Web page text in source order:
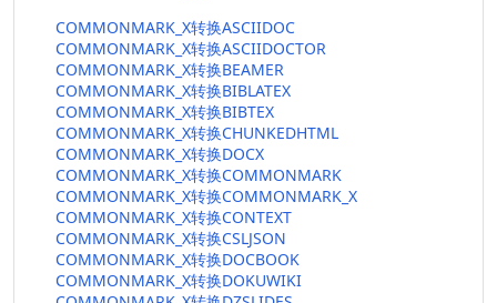
COMMONMARK_X转换ASCIIDOC
COMMONMARK_X转换ASCIIDOCTOR
COMMONMARK_X转换BEAMER
COMMONMARK_X转换BIBLATEX
COMMONMARK_X转换BIBTEX
COMMONMARK_X转换CHUNKEDHTML
COMMONMARK_X转换DOCX
COMMONMARK_X转换COMMONMARK
COMMONMARK_X转换COMMONMARK_X
COMMONMARK_X转换CONTEXT
COMMONMARK_X转换CSLJSON
COMMONMARK_X转换DOCBOOK
COMMONMARK_X转换DOKUWIKI